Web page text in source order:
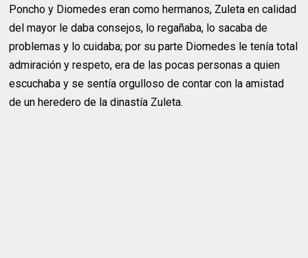
Poncho y Diomedes eran como hermanos, Zuleta en calidad
del mayor le daba consejos, lo regañaba, lo sacaba de
problemas y lo cuidaba; por su parte Diomedes le tenía total
admiración y respeto, era de las pocas personas a quien
escuchaba y se sentía orgulloso de contar con la amistad
de un heredero de la dinastía Zuleta.